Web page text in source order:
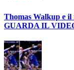
Thomas Walkup e
GUARDA IL